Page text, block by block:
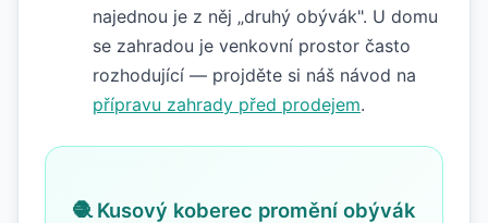
najednou je z něj „druhý obývák". U domu
se zahradou je venkovní prostor často
rozhodující — projděte si náš návod na
přípravu zahrady před prodejem.
🧶 Kusový koberec promění obývák